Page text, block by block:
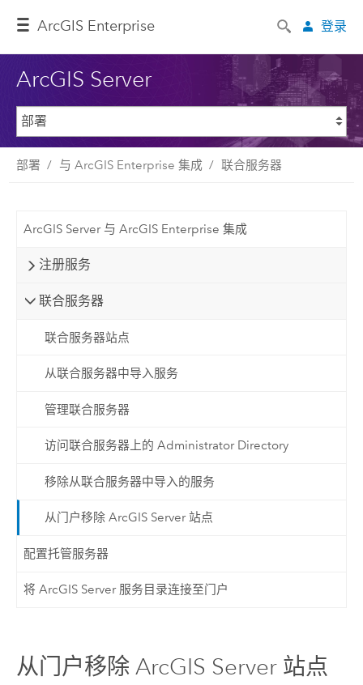
ArcGIS Enterprise 登录
ArcGIS Server
部署 与 ArcGIS Enterprise 集成 联合服务器
ArcGIS Server 与 ArcGIS Enterprise 集成
注册服务
联合服务器
联合服务器站点
从联合服务器中导入服务
管理联合服务器
访问联合服务器上的 Administrator Directory
移除从联合服务器中导入的服务
从门户移除 ArcGIS Server 站点
配置托管服务器
将 ArcGIS Server 服务目录连接至门户
从门户移除 ArcGIS Server 站点